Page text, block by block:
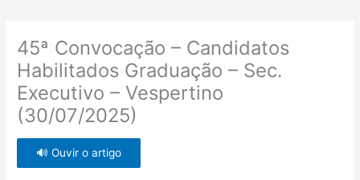
45ª Convocação – Candidatos
Habilitados Graduação – Sec.
Executivo – Vespertino
(30/07/2025)
🔊 Ouvir o artigo